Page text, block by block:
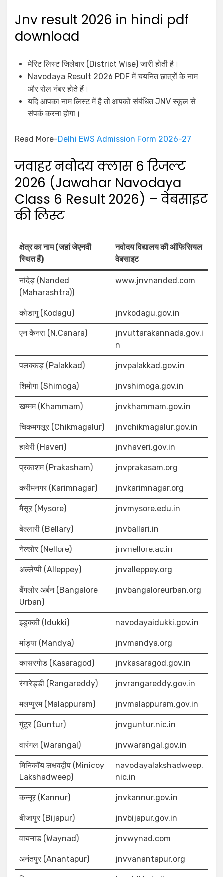
Jnv result 2026 in hindi pdf
download
मेरिट लिस्ट जिलेवार (District Wise) जारी होती है।
Navodaya Result 2026 PDF में चयनित छात्रों के नाम
और रोल नंबर होते हैं।
यदि आपका नाम लिस्ट में है तो आपको संबंधित JNV स्कूल से
संपर्क करना होगा।
Read More-Delhi EWS Admission Form 2026-27
जवाहर नवोदय क्लास 6 रिजल्ट
2026 (Jawahar Navodaya
Class 6 Result 2026) – वेबसाइट
की लिस्ट
क्षेत्र का नाम (जहां जेएनवी
स्थित हैं)
नवोदय विद्यालय की ऑफिसियल
वेबसाइट
नांदेड़ (Nanded
(Maharashtra))
www.jnvnanded.com
कोडागु (Kodagu) jnvkodagu.gov.in
एन कैनरा (N.Canara)
jnvuttarakannada.gov.i
n
पलक्कड़ (Palakkad) jnvpalakkad.gov.in
शिमोगा (Shimoga) jnvshimoga.gov.in
खम्मम (Khammam) jnvkhammam.gov.in
चिकमगलूर (Chikmagalur) jnvchikmagalur.gov.in
हावेरी (Haveri) jnvhaveri.gov.in
प्रकाशम (Prakasham) jnvprakasam.org
करीमनगर (Karimnagar) jnvkarimnagar.org
मैसूर (Mysore) jnvmysore.edu.in
बेल्लारी (Bellary) jnvballari.in
नेल्लोर (Nellore) jnvnellore.ac.in
अल्लेप्पी (Alleppey) jnvalleppey.org
बैंगलोर अर्बन (Bangalore
Urban)
jnvbangaloreurban.org
इडुक्की (Idukki) navodayaidukki.gov.in
मांड्या (Mandya) jnvmandya.org
कासरगोड (Kasaragod) jnvkasaragod.gov.in
रंगारेड्डी (Rangareddy) jnvrangareddy.gov.in
मलप्पुरम (Malappuram) jnvmalappuram.gov.in
गुंटूर (Guntur) jnvguntur.nic.in
वारंगल (Warangal) jnvwarangal.gov.in
मिनिकॉय लक्षवद्वीप (Minicoy
Lakshadweep)
navodayalakshadweep.
nic.in
कन्नूर (Kannur) jnvkannur.gov.in
बीजापुर (Bijapur) jnvbijapur.gov.in
वायनाड (Waynad) jnvwynad.com
अनंतपुर (Anantapur) jnvvanantapur.org